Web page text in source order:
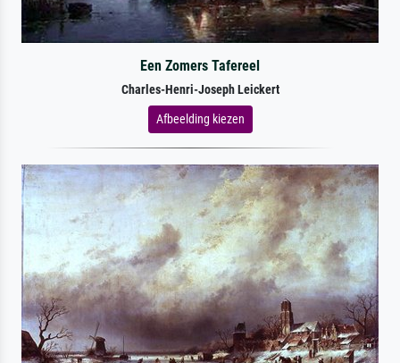
Een Zomers Tafereel
Charles-Henri-Joseph Leickert
Afbeelding kiezen